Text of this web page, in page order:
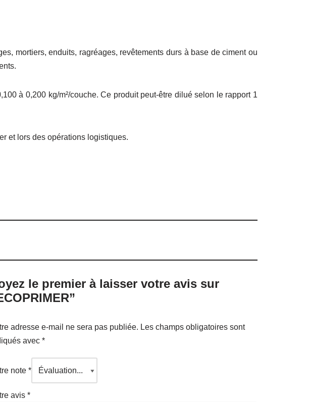
mortiers, enduits, ragréages, revêtements durs à base de ciment ou
à 0,200 kg/m²/couche. Ce produit peut-être dilué selon le rapport 1
et lors des opérations logistiques.
le premier à laisser votre avis sur
adresse e-mail ne sera pas publiée. Les champs obligatoires sont
avec *
note *
avis *